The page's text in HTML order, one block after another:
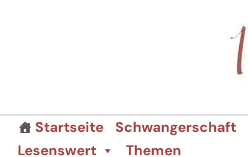
Startseite Schwangerschaft
Lesenswert
Themen